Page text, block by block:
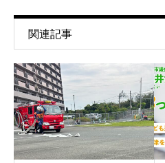
関連記事